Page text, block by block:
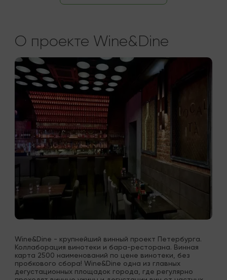
О проекте Wine&Dine
Wine&Dine - крупнейший винный проект Петербурга.
Коллаборация винотеки и бара-ресторана. Винная
карта 2500 наименований по цене винотеки, без
пробкового сбора! Wine&Dine одна из главных
дегустационных площадок города, где регулярно